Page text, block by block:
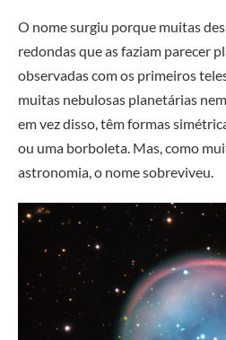
O nome surgiu porque muitas
redondas que as faziam parecer
observadas com os primeiros
muitas nebulosas planetárias
em vez disso, têm formas
ou uma borboleta. Mas, como
astronomia, o nome sobreviveu.